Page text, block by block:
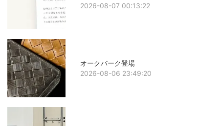
2026-08-07 00:13:22
オークバーク登場
2026-08-06 23:49:20